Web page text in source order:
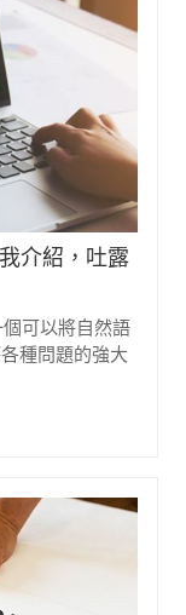
介紹，吐露
可以將自然語
種問題的強大